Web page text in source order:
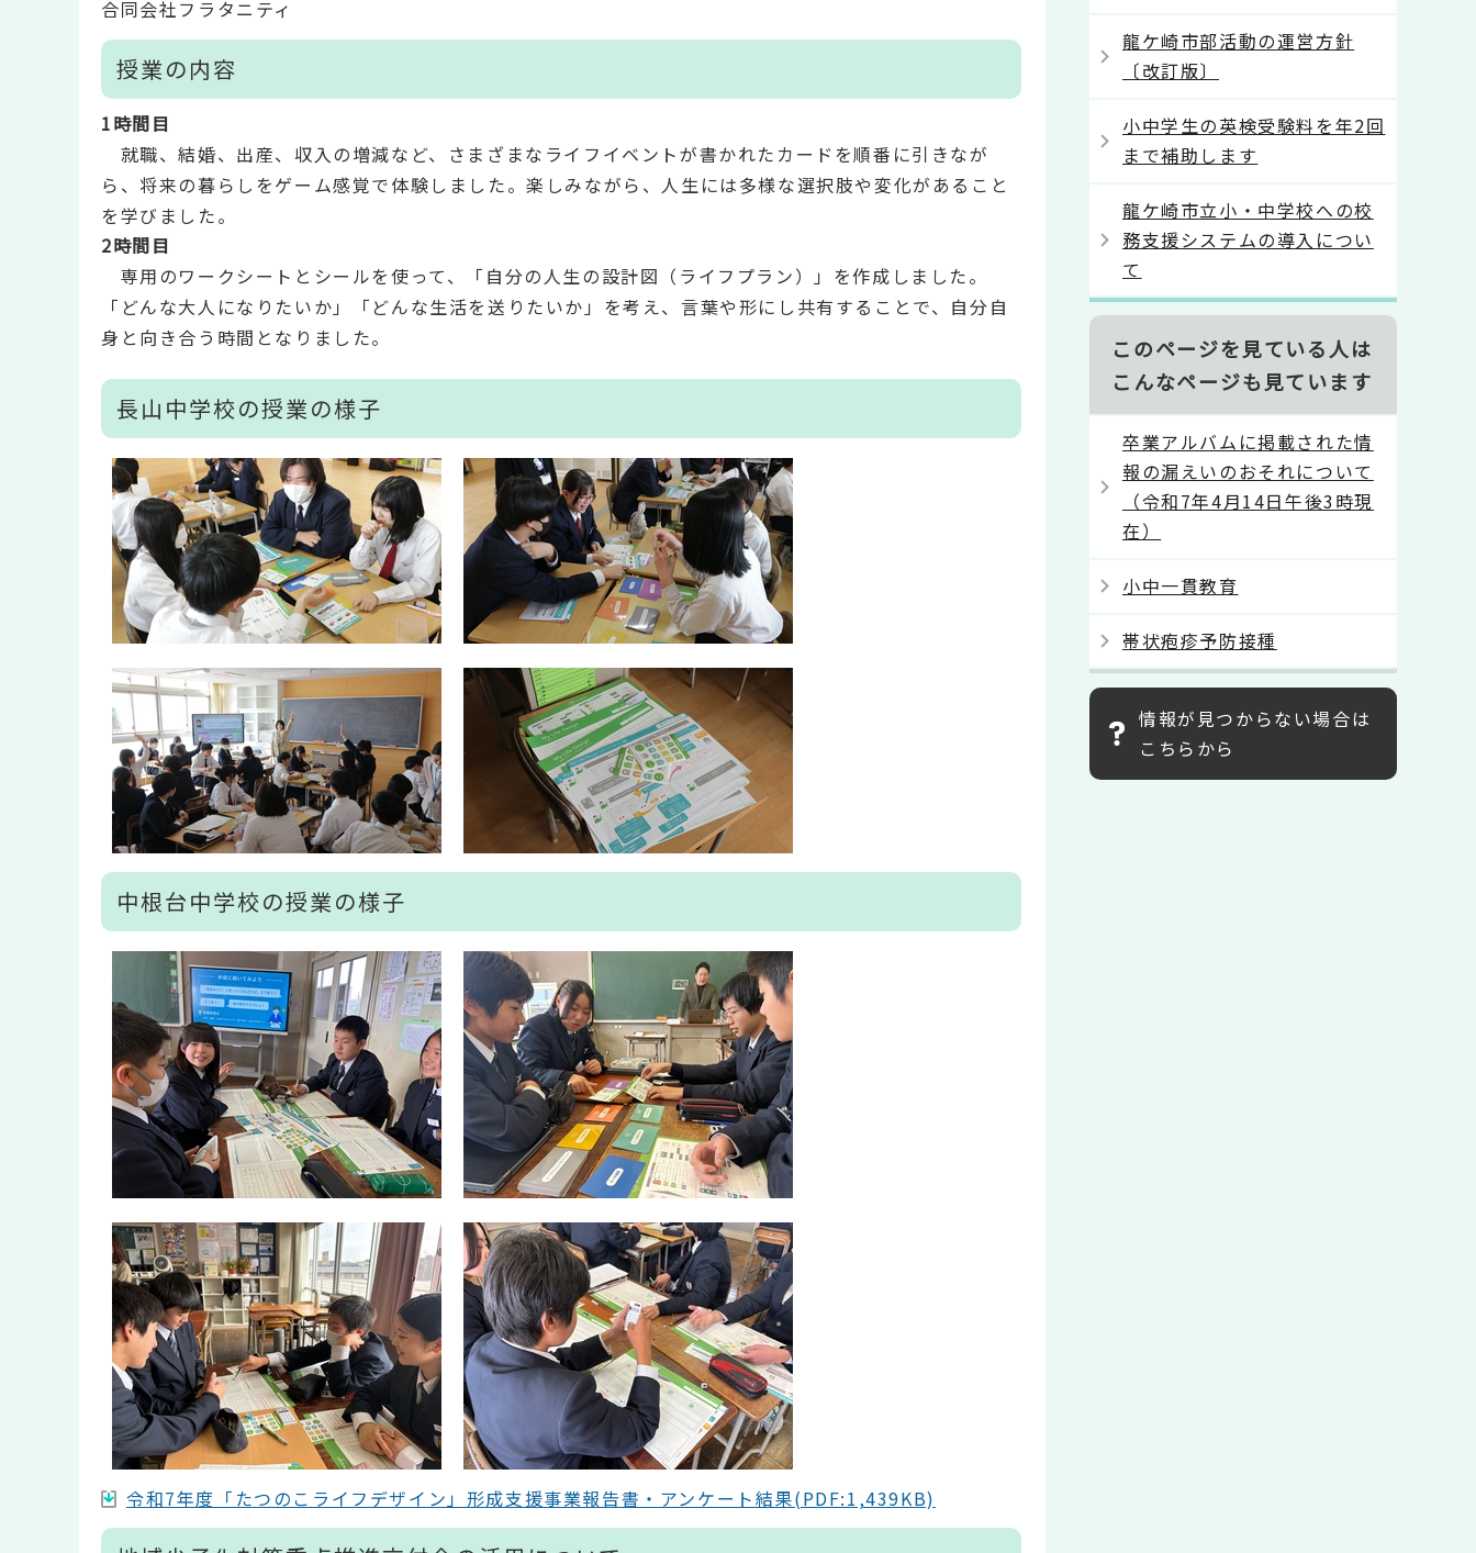
合同会社フラタニティ
授業の内容
1時間目
就職、結婚、出産、収入の増減など、さまざまなライフイベントが書かれたカードを順番に引きなが
ら、将来の暮らしをゲーム感覚で体験しました。楽しみながら、人生には多様な選択肢や変化があること
を学びました。
2時間目
専用のワークシートとシールを使って、「自分の人生の設計図（ライフプラン）」を作成しました。
「どんな大人になりたいか」「どんな生活を送りたいか」を考え、言葉や形にし共有することで、自分自
身と向き合う時間となりました。
長山中学校の授業の様子
中根台中学校の授業の様子
令和7年度「たつのこライフデザイン」形成支援事業報告書・アンケート結果(PDF:1,439KB)
龍ケ崎市部活動の運営方針
〔改訂版〕
小中学生の英検受験料を年2回
まで補助します
龍ケ崎市立小・中学校への校
務支援システムの導入につい
て
このページを見ている人は
こんなページも見ています
卒業アルバムに掲載された情
報の漏えいのおそれについて
（令和7年4月14日午後3時現
在）
小中一貫教育
帯状疱疹予防接種
情報が見つからない場合は
こちらから